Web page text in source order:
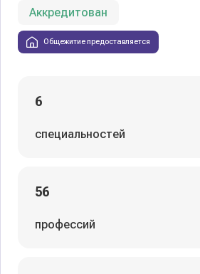
Аккредитован
Общежитие предоставляется
6
специальностей
56
профессий